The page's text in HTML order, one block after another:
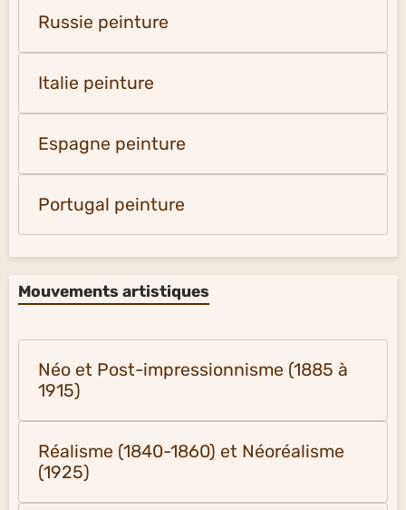
Russie peinture
Italie peinture
Espagne peinture
Portugal peinture
Mouvements artistiques
Néo et Post-impressionnisme (1885 à
1915)
Réalisme (1840-1860) et Néoréalisme
(1925)